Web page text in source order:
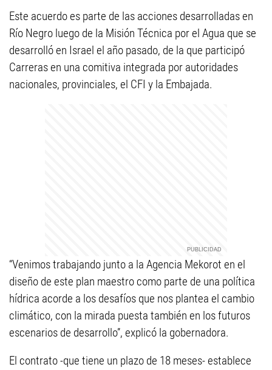
Este acuerdo es parte de las acciones desarrolladas en
Río Negro luego de la Misión Técnica por el Agua que se
desarrolló en Israel el año pasado, de la que participó
Carreras en una comitiva integrada por autoridades
nacionales, provinciales, el CFI y la Embajada.
“Venimos trabajando junto a la Agencia Mekorot en el
diseño de este plan maestro como parte de una política
hídrica acorde a los desafíos que nos plantea el cambio
climático, con la mirada puesta también en los futuros
escenarios de desarrollo”, explicó la gobernadora.
El contrato -que tiene un plazo de 18 meses- establece